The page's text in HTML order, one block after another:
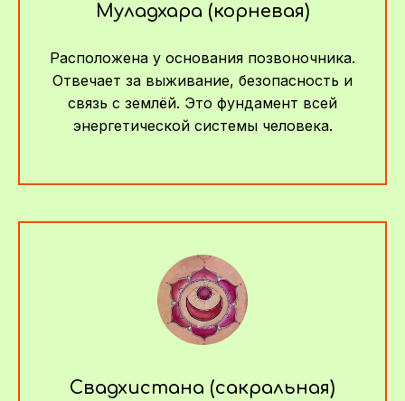
Муладхара (корневая)
Расположена у основания позвоночника.
Отвечает за выживание, безопасность и
связь с землёй. Это фундамент всей
энергетической системы человека.
Свадхистана (сакральная)